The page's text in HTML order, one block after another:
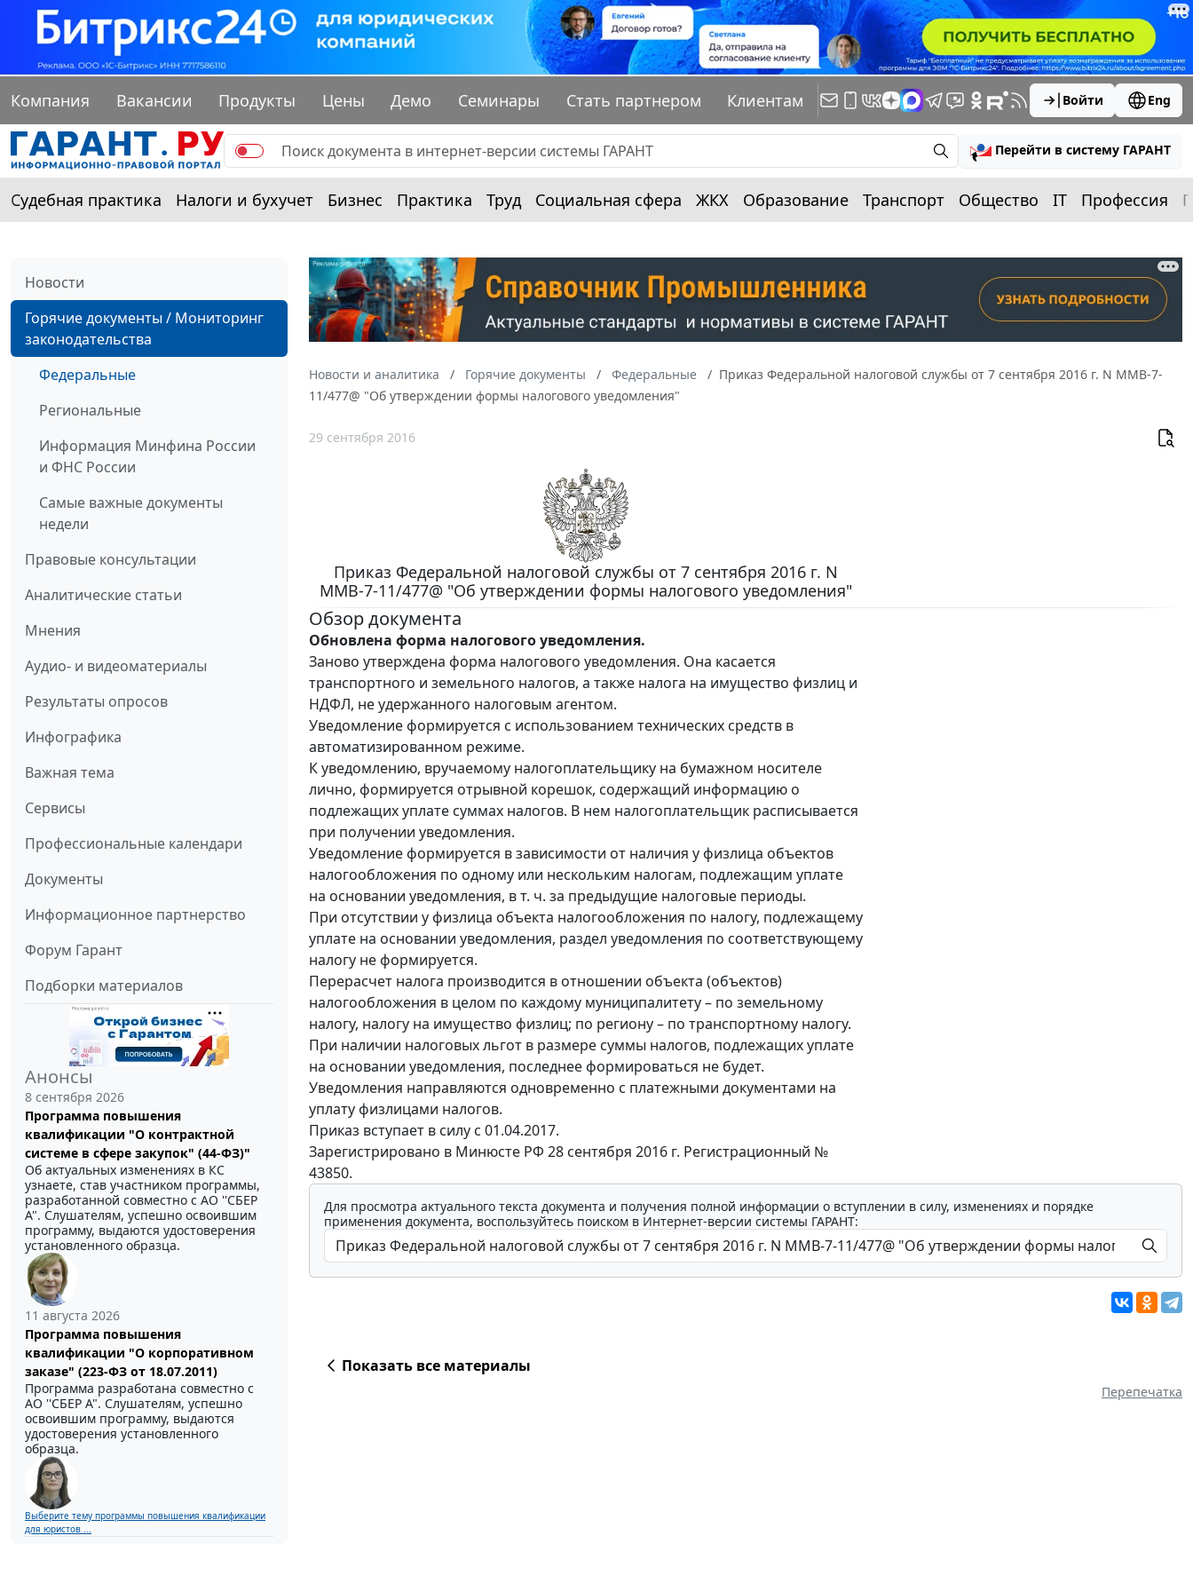
Компания Вакансии Продукты Цены Демо Семинары Стать партнером Клиентам Войти Eng
Перейти в систему ГАРАНТ
Судебная практика Налоги и бухучет Бизнес Практика Труд Социальная сфера ЖКХ Образование Транспорт Общество IT Профессия
Новости
Горячие документы / Мониторинг
законодательства
Федеральные
Региональные
Информация Минфина России
и ФНС России
Самые важные документы
недели
Правовые консультации
Аналитические статьи
Мнения
Аудио- и видеоматериалы
Результаты опросов
Инфографика
Важная тема
Сервисы
Профессиональные календари
Документы
Информационное партнерство
Форум Гарант
Подборки материалов
Анонсы
8 сентября 2026
Программа повышения
квалификации "О контрактной
системе в сфере закупок" (44-ФЗ)"
Об актуальных изменениях в КС
узнаете, став участником программы,
разработанной совместно с АО ''СБЕР
А". Слушателям, успешно освоившим
программу, выдаются удостоверения
установленного образца.
11 августа 2026
Программа повышения
квалификации "О корпоративном
заказе" (223-ФЗ от 18.07.2011)
Программа разработана совместно с
АО ''СБЕР А". Слушателям, успешно
освоившим программу, выдаются
удостоверения установленного
образца.
Выберите тему программы повышения квалификации
для юристов ...
Новости и аналитика Горячие документы Федеральные
Приказ Федеральной налоговой службы от 7 сентября 2016 г. N ММВ-7-
11/477@ "Об утверждении формы налогового уведомления"
29 сентября 2016
Приказ Федеральной налоговой службы от 7 сентября 2016 г. N
ММВ-7-11/477@ "Об утверждении формы налогового уведомления"
Обзор документа
Обновлена форма налогового уведомления.
Заново утверждена форма налогового уведомления. Она касается
транспортного и земельного налогов, а также налога на имущество физлиц и
НДФЛ, не удержанного налоговым агентом.
Уведомление формируется с использованием технических средств в
автоматизированном режиме.
К уведомлению, вручаемому налогоплательщику на бумажном носителе
лично, формируется отрывной корешок, содержащий информацию о
подлежащих уплате суммах налогов. В нем налогоплательщик расписывается
при получении уведомления.
Уведомление формируется в зависимости от наличия у физлица объектов
налогообложения по одному или нескольким налогам, подлежащим уплате
на основании уведомления, в т. ч. за предыдущие налоговые периоды.
При отсутствии у физлица объекта налогообложения по налогу, подлежащему
уплате на основании уведомления, раздел уведомления по соответствующему
налогу не формируется.
Перерасчет налога производится в отношении объекта (объектов)
налогообложения в целом по каждому муниципалитету – по земельному
налогу, налогу на имущество физлиц; по региону – по транспортному налогу.
При наличии налоговых льгот в размере суммы налогов, подлежащих уплате
на основании уведомления, последнее формироваться не будет.
Уведомления направляются одновременно с платежными документами на
уплату физлицами налогов.
Приказ вступает в силу с 01.04.2017.
Зарегистрировано в Минюсте РФ 28 сентября 2016 г. Регистрационный №
43850.
Для просмотра актуального текста документа и получения полной информации о вступлении в силу, изменениях и порядке
применения документа, воспользуйтесь поиском в Интернет-версии системы ГАРАНТ:
Показать все материалы
Перепечатка